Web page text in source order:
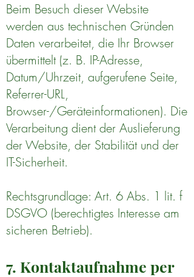
Beim Besuch dieser Website
werden aus technischen Gründen
Daten verarbeitet, die Ihr Browser
übermittelt (z. B. IP-Adresse,
Datum/Uhrzeit, aufgerufene Seite,
Referrer-URL,
Browser-/Geräteinformationen). Die
Verarbeitung dient der Auslieferung
der Website, der Stabilität und der
IT-Sicherheit.
Rechtsgrundlage: Art. 6 Abs. 1 lit. f
DSGVO (berechtigtes Interesse am
sicheren Betrieb).
7. Kontaktaufnahme per